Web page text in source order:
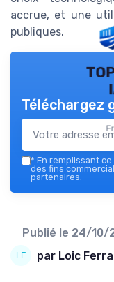
accrue, et une
publiques.
Téléchargez
* En remplissant ce
des fins
partenaires.
Publié le 24/10/
par Loic